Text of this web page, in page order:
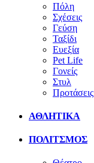
Πόλη
Σχέσεις
Γεύση
Ταξίδι
Ευεξία
Pet Life
Γονείς
Στυλ
Προτάσεις
ΑΘΛΗΤΙΚΑ
ΠΟΛΙΤΣΜΟΣ